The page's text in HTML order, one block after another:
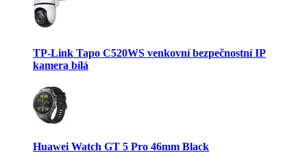
TP-Link Tapo C520WS venkovní bezpečnostní IP
kamera bílá
Huawei Watch GT 5 Pro 46mm Black